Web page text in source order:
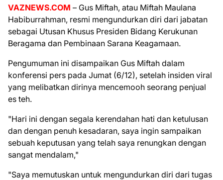
VAZNEWS.COM – Gus Miftah, atau Miftah Maulana
Habiburrahman, resmi mengundurkan diri dari jabatan
sebagai Utusan Khusus Presiden Bidang Kerukunan
Beragama dan Pembinaan Sarana Keagamaan.
Pengumuman ini disampaikan Gus Miftah dalam
konferensi pers pada Jumat (6/12), setelah insiden viral
yang melibatkan dirinya mencemooh seorang penjual
es teh.
"Hari ini dengan segala kerendahan hati dan ketulusan
dan dengan penuh kesadaran, saya ingin sampaikan
sebuah keputusan yang telah saya renungkan dengan
sangat mendalam,"
"Saya memutuskan untuk mengundurkan diri dari tugas